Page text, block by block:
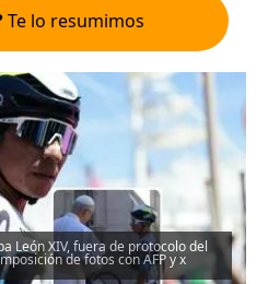
Te lo resumimos
León XIV, fuera de protocolo del
de fotos con AFP y x